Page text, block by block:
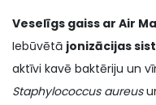
Veselīgs gaiss ar Air
Iebūvētā jonizācijas
aktīvi kavē baktēriju un
Staphylococcus aureus